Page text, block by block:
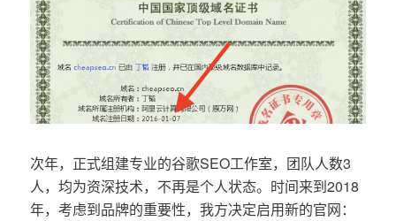
次年，正式组建专业的谷歌SEO工作室，团队人数3
人，均为资深技术，不再是个人状态。时间来到2018
年，考虑到品牌的重要性，我方决定启用新的官网：